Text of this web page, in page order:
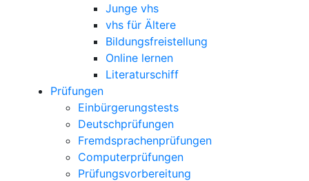
Junge vhs
vhs für Ältere
Bildungsfreistellung
Online lernen
Literaturschiff
Prüfungen
Einbürgerungstests
Deutschprüfungen
Fremdsprachenprüfungen
Computerprüfungen
Prüfungsvorbereitung